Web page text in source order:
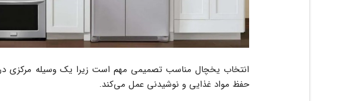
انتخاب یخچال مناسب تصمیمی مهم است زیرا یک وسیله
حفظ مواد غذایی و نوشیدنی عمل می‌کند.